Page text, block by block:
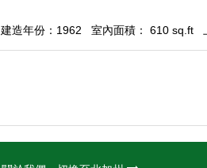
建造年份：1962 室內面積： 610 sq.ft